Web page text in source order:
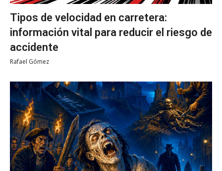
Tipos de velocidad en carretera:
información vital para reducir el riesgo de
accidente
Rafael Gómez